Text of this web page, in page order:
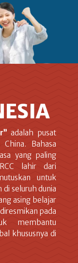
adalah pusat
Bahasa
yang paling
lahir dari
untuk
seluruh dunia
asing belajar
pada
membantu
khususnya di